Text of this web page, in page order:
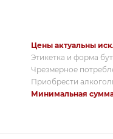
Цены актуальны
Этикетка и форма
Чрезмерное
Приобрести
Минимальная сумма